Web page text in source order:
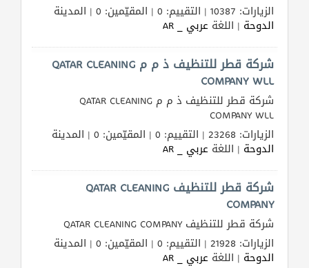
الزيارات: 10387 | التقييم: 0 | المقيّمين: 0 | المدينة
الدوحة | اللغة عربي _ AR
شركة قطر للتنظيف ذ م م QATAR CLEANING
COMPANY WLL
شركة قطر للتنظيف ذ م م QATAR CLEANING
COMPANY WLL
الزيارات: 23268 | التقييم: 0 | المقيّمين: 0 | المدينة
الدوحة | اللغة عربي _ AR
شركة قطر للتنظيف QATAR CLEANING
COMPANY
شركة قطر للتنظيف QATAR CLEANING COMPANY
الزيارات: 21928 | التقييم: 0 | المقيّمين: 0 | المدينة
الدوحة | اللغة عربي _ AR